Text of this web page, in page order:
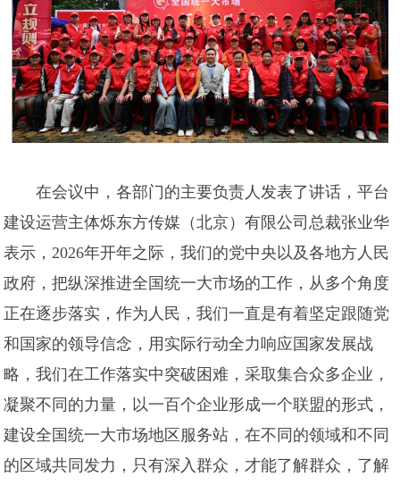
在会议中，各部门的主要负责人发表了讲话，平台
建设运营主体烁东方传媒（北京）有限公司总裁张业华
表示，2026年开年之际，我们的党中央以及各地方人民
政府，把纵深推进全国统一大市场的工作，从多个角度
正在逐步落实，作为人民，我们一直是有着坚定跟随党
和国家的领导信念，用实际行动全力响应国家发展战
略，我们在工作落实中突破困难，采取集合众多企业，
凝聚不同的力量，以一百个企业形成一个联盟的形式，
建设全国统一大市场地区服务站，在不同的领域和不同
的区域共同发力，只有深入群众，才能了解群众，了解